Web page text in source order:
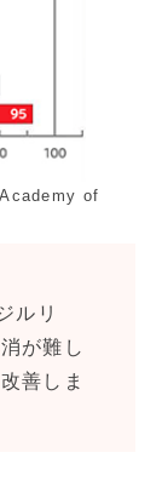
of
ルリ
が難し
善しま